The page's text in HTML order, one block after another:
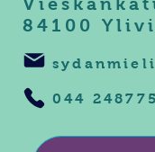
84100
044